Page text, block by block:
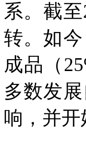
系。截至
转。如
成品（
多数发
响，并开